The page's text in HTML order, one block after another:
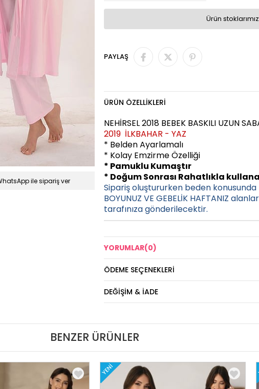
ile sipariş ver
Ürün
PAYLAŞ
ÜRÜN ÖZELLIKLERI
NEHİRSEL 2018 BEBEK BASKILI UZUN
2019 İLKBAHAR - YAZ
* Belden Ayarlamalı
* Kolay Emzirme Özelliği
* Pamuklu Kumaştır
* Doğum Sonrası Rahatlıkla
Sipariş oluştururken beden konusunda
BOYUNUZ VE GEBELİK HAFTANIZ
tarafınıza gönderilecektir.
YORUMLAR(0)
ÖDEME SEÇENEKLERI
DEĞIŞIM & İADE
BENZER ÜRÜNLER
YENI